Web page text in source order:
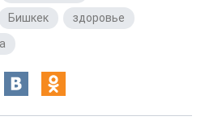
Бишкек здоровье